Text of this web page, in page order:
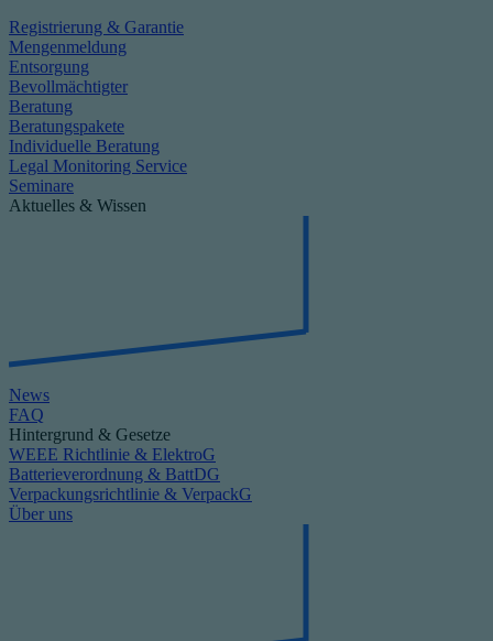
Registrierung & Garantie
Mengenmeldung
Entsorgung
Bevollmächtigter
Beratung
Beratungspakete
Individuelle Beratung
Legal Monitoring Service
Seminare
Aktuelles & Wissen
News
FAQ
Hintergrund & Gesetze
WEEE Richtlinie & ElektroG
Batterieverordnung & BattDG
Verpackungsrichtlinie & VerpackG
Über uns